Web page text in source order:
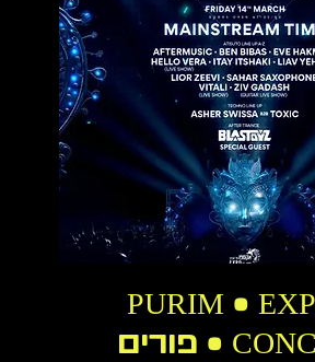
PURIM •
CONCERT • פורים